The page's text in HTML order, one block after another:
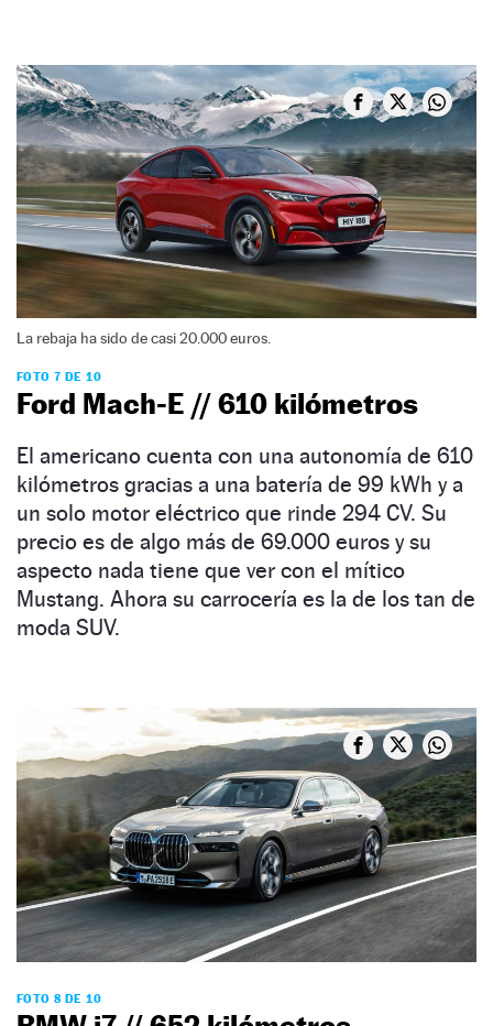
La rebaja ha sido de casi 20.000 euros.
FOTO 7 DE 10
Ford Mach-E // 610 kilómetros
El americano cuenta con una autonomía de 610
kilómetros gracias a una batería de 99 kWh y a
un solo motor eléctrico que rinde 294 CV. Su
precio es de algo más de 69.000 euros y su
aspecto nada tiene que ver con el mítico
Mustang. Ahora su carrocería es la de los tan de
moda SUV.
FOTO 8 DE 10